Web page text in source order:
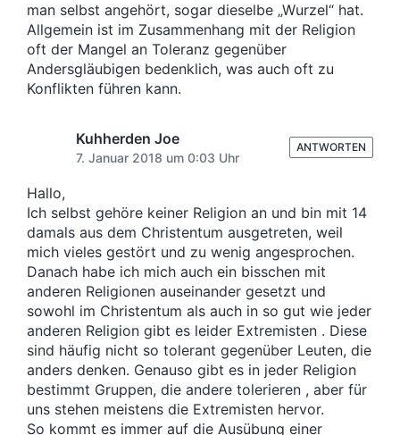
man selbst angehört, sogar dieselbe „Wurzel“ hat.
Allgemein ist im Zusammenhang mit der Religion
oft der Mangel an Toleranz gegenüber
Andersgläubigen bedenklich, was auch oft zu
Konflikten führen kann.
Kuhherden Joe
7. Januar 2018 um 0:03 Uhr
Hallo,
Ich selbst gehöre keiner Religion an und bin mit 14
damals aus dem Christentum ausgetreten, weil
mich vieles gestört und zu wenig angesprochen.
Danach habe ich mich auch ein bisschen mit
anderen Religionen auseinander gesetzt und
sowohl im Christentum als auch in so gut wie jeder
anderen Religion gibt es leider Extremisten . Diese
sind häufig nicht so tolerant gegenüber Leuten, die
anders denken. Genauso gibt es in jeder Religion
bestimmt Gruppen, die andere tolerieren , aber für
uns stehen meistens die Extremisten hervor.
So kommt es immer auf die Ausübung einer
ANTWORTEN